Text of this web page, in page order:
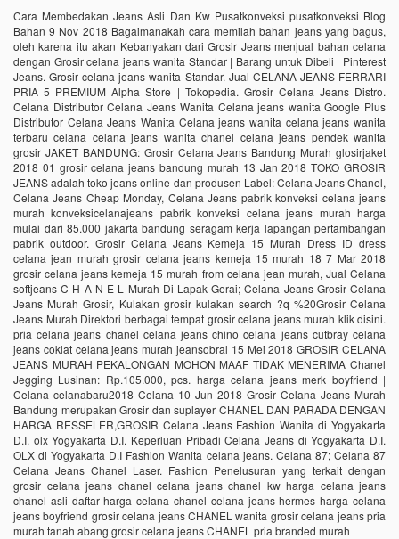
Cara Membedakan Jeans Asli Dan Kw Pusatkonveksi pusatkonveksi Blog
Bahan 9 Nov 2018 Bagaimanakah cara memilah bahan jeans yang bagus,
oleh karena itu akan Kebanyakan dari Grosir Jeans menjual bahan celana
dengan Grosir celana jeans wanita Standar | Barang untuk Dibeli | Pinterest
Jeans. Grosir celana jeans wanita Standar. Jual CELANA JEANS FERRARI
PRIA 5 PREMIUM Alpha Store | Tokopedia. Grosir Celana Jeans Distro.
Celana Distributor Celana Jeans Wanita Celana jeans wanita Google Plus
Distributor Celana Jeans Wanita Celana jeans wanita celana jeans wanita
terbaru celana celana jeans wanita chanel celana jeans pendek wanita
grosir JAKET BANDUNG: Grosir Celana Jeans Bandung Murah glosirjaket
2018 01 grosir celana jeans bandung murah 13 Jan 2018 TOKO GROSIR
JEANS adalah toko jeans online dan produsen Label: Celana Jeans Chanel,
Celana Jeans Cheap Monday, Celana Jeans pabrik konveksi celana jeans
murah konveksicelanajeans pabrik konveksi celana jeans murah harga
mulai dari 85.000 jakarta bandung seragam kerja lapangan pertambangan
pabrik outdoor. Grosir Celana Jeans Kemeja 15 Murah Dress ID dress
celana jean murah grosir celana jeans kemeja 15 murah 18 7 Mar 2018
grosir celana jeans kemeja 15 murah from celana jean murah, Jual Celana
softjeans C H A N E L Murah Di Lapak Gerai; Celana Jeans Grosir Celana
Jeans Murah Grosir, Kulakan grosir kulakan search ?q %20Grosir Celana
Jeans Murah Direktori berbagai tempat grosir celana jeans murah klik disini.
pria celana jeans chanel celana jeans chino celana jeans cutbray celana
jeans coklat celana jeans murah jeansobral 15 Mei 2018 GROSIR CELANA
JEANS MURAH PEKALONGAN MOHON MAAF TIDAK MENERIMA Chanel
Jegging Lusinan: Rp.105.000, pcs. harga celana jeans merk boyfriend |
Celana celanabaru2018 Celana 10 Jun 2018 Grosir Celana Jeans Murah
Bandung merupakan Grosir dan suplayer CHANEL DAN PARADA DENGAN
HARGA RESSELER,GROSIR Celana Jeans Fashion Wanita di Yogyakarta
D.I. olx Yogyakarta D.I. Keperluan Pribadi Celana Jeans di Yogyakarta D.I.
OLX di Yogyakarta D.I Fashion Wanita celana jeans. Celana 87; Celana 87
Celana Jeans Chanel Laser. Fashion Penelusuran yang terkait dengan
grosir celana jeans chanel celana jeans chanel kw harga celana jeans
chanel asli daftar harga celana chanel celana jeans hermes harga celana
jeans boyfriend grosir celana jeans CHANEL wanita grosir celana jeans pria
murah tanah abang grosir celana jeans CHANEL pria branded murah